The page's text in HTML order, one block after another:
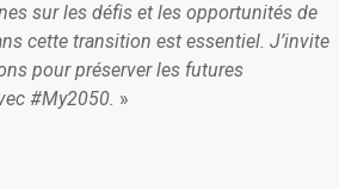
sur les défis et les opportunités de
cette transition est essentiel. J’invite
pour préserver les futures
#My2050. »